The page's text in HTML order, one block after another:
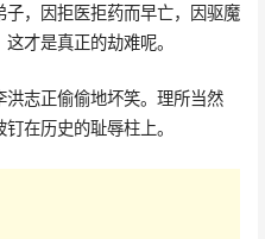
，因拒医拒药而早亡，因驱魔
才是真正的劫难呢。
志正偷偷地坏笑。理所当然
在历史的耻辱柱上。